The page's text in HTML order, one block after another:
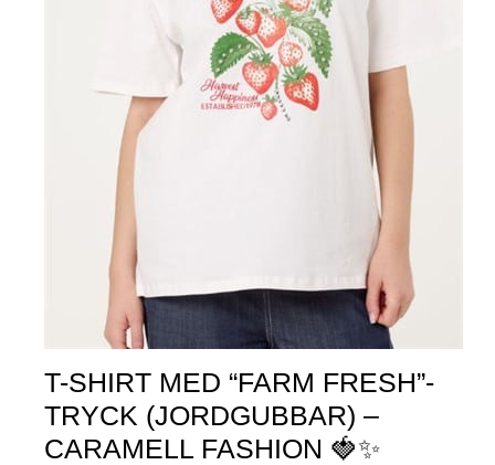
T-SHIRT MED “FARM FRESH”-
TRYCK (JORDGUBBAR) –
CARAMELL FASHION 🍓✨